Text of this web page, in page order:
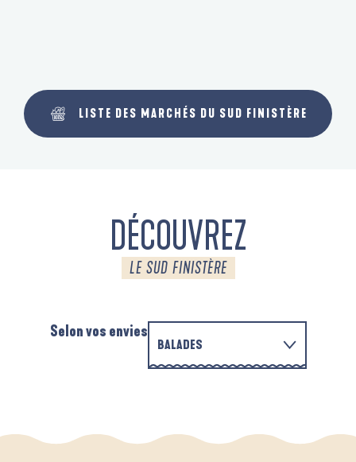
LISTE DES MARCHÉS DU SUD FINISTÈRE
DÉCOUVREZ
LE SUD FINISTÈRE
Selon vos envies
BALADES
QUAND IL PLEUT